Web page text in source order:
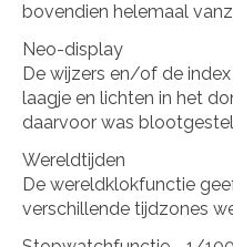
bovendien helemaal
Neo-display
De wijzers en/of de
laagje en lichten in het
daarvoor was
Wereldtijden
De wereldklokfunctie
verschillende tijdzones